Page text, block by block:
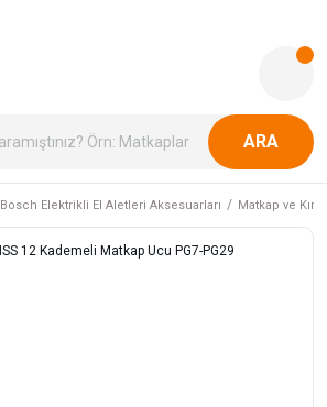
ARA
Bosch Elektrikli El Aletleri Aksesuarları Matkap ve